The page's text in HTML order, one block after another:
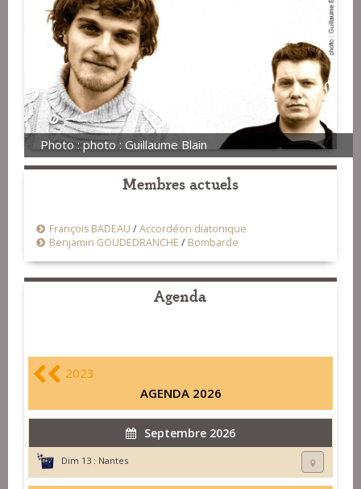
Photo : photo : Guillaume Blain
Membres actuels
François BADEAU /Accordéon diatonique
Benjamin GOUDEDRANCHE / Bombarde
Agenda
2023
AGENDA 2026
Septembre 2026
Dim 13 : Nantes